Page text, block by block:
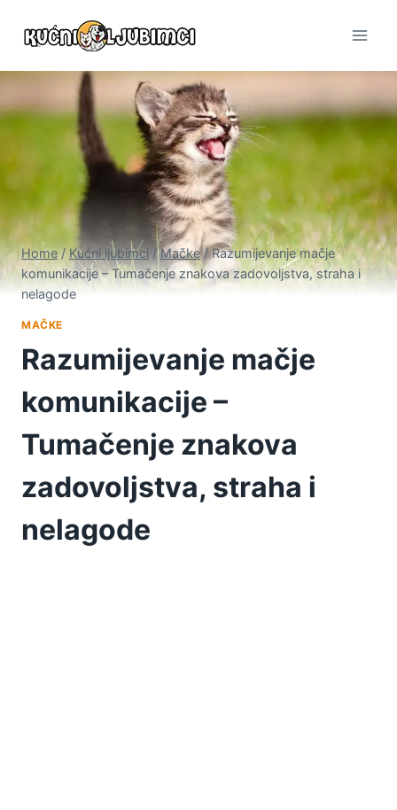
Home / Kućni ljubimci / Mačke / Razumijevanje mačje
komunikacije – Tumačenje znakova zadovoljstva, straha i
nelagode
MAČKE
Razumijevanje mačje
komunikacije –
Tumačenje znakova
zadovoljstva, straha i
nelagode